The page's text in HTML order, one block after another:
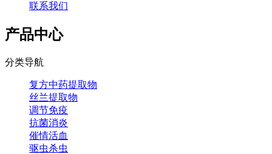
联系我们
产品中心
分类导航
复方中药提取物
丝兰提取物
调节免疫
抗菌消炎
催情活血
驱虫杀虫